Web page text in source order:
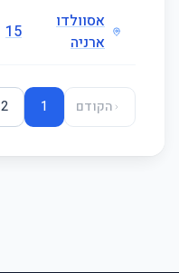
אסוולדו
ארניה
15
הקודם 1
2